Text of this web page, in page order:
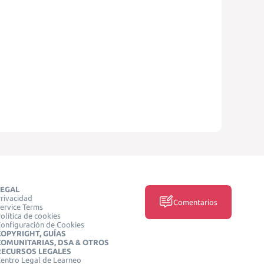
Terms
de cookies
de Cookies
GUÍAS
DSA & OTROS
LEGALES
Legal de Learneo
Comentarios